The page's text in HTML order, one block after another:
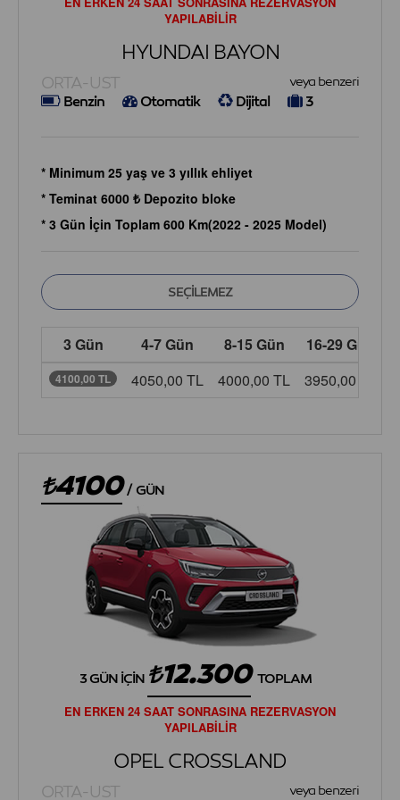
YAPILABİLİR
HYUNDAI BAYON
ORTA-UST veya benzeri
Benzin Otomatik Dijital 3
* Minimum 25 yaş ve 3 yıllık ehliyet
* Teminat 6000 ₺ Depozito bloke
* 3 Gün İçin Toplam 600 Km(2022 - 2025 Model)
3 Gün 4-7 Gün 8-15 Gün 16-29 Gün
4100,00 TL 4050,00 TL 4000,00 TL 3950,00 TL
4100 / GÜN
3 GÜN İÇIN 12.300 TOPLAM
EN ERKEN 24 SAAT SONRASINA REZERVASYON
YAPILABİLİR
OPEL CROSSLAND
ORTA-UST veya benzeri